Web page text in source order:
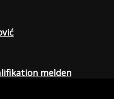
melden